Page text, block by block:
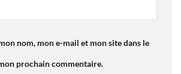
nom, mon e-mail et mon site dans le
prochain commentaire.